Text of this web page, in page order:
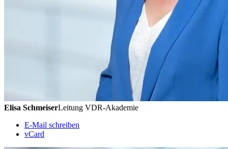
Elisa SchmeiserLeitung VDR-Akademie
E-Mail schreiben
vCard